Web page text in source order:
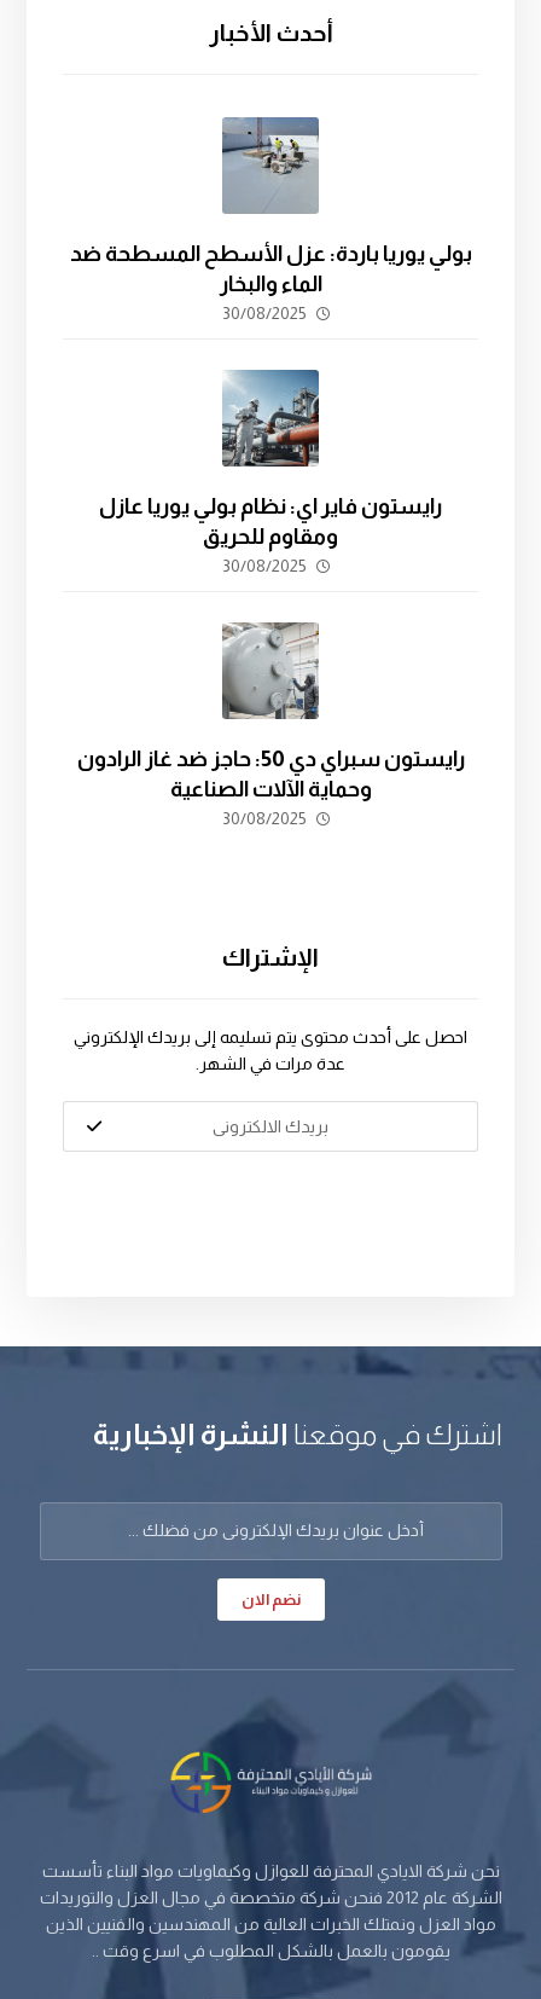
أحدث الأخبار
بولي يوريا باردة: عزل الأسطح المسطحة ضد
الماء والبخار
30/08/2025
رايستون فاير اي: نظام بولي يوريا عازل
ومقاوم للحريق
30/08/2025
رايستون سبراي دي 50: حاجز ضد غاز الرادون
وحماية الآلات الصناعية
30/08/2025
الإشتراك
احصل على أحدث محتوى يتم تسليمه إلى بريدك الإلكتروني
عدة مرات في الشهر.
اشترك في موقعنا النشرة الإخبارية
نضم الان
نحن شركة الايادي المحترفة للعوازل وكيماويات مواد البناء تأسست
الشركة عام 2012 فنحن شركة متخصصة في مجال العزل والتوريدات
مواد العزل ونمتلك الخبرات العالية من المهندسين والفنيين الذين
يقومون بالعمل بالشكل المطلوب في اسرع وقت ..